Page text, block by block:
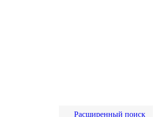
Расширенный поиск